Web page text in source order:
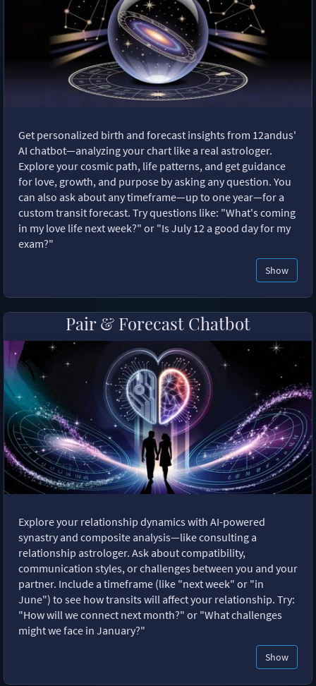
Get personalized birth and forecast insights from 12andus'
AI chatbot—analyzing your chart like a real astrologer.
Explore your cosmic path, life patterns, and get guidance
for love, growth, and purpose by asking any question. You
can also ask about any timeframe—up to one year—for a
custom transit forecast. Try questions like: "What's coming
in my love life next week?" or "Is July 12 a good day for my
exam?"
Show
Pair & Forecast Chatbot
Explore your relationship dynamics with AI-powered
synastry and composite analysis—like consulting a
relationship astrologer. Ask about compatibility,
communication styles, or challenges between you and your
partner. Include a timeframe (like "next week" or "in
June") to see how transits will affect your relationship. Try:
"How will we connect next month?" or "What challenges
might we face in January?"
Show